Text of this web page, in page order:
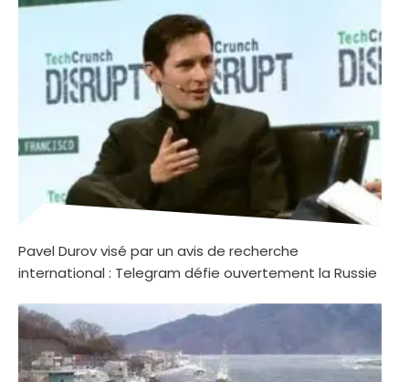
Pavel Durov visé par un avis de recherche
international : Telegram défie ouvertement la Russie